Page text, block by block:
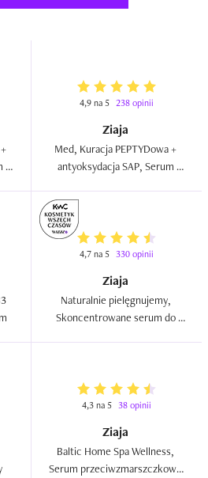
4,9 na 5 238 opinii
Ziaja
Med, Kuracja PEPTYDowa +
antyoksydacja SAP, Serum
4,7 na 5 330 opinii
Ziaja
Naturalnie pielęgnujemy,
Skoncentrowane serum do
4,3 na 5 38 opinii
Ziaja
Baltic Home Spa Wellness,
Serum przeciwzmarszczkowe